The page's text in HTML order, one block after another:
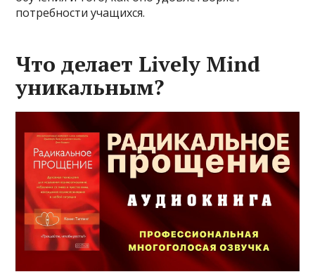
потребности учащихся.
Что делает Lively Mind
уникальным?